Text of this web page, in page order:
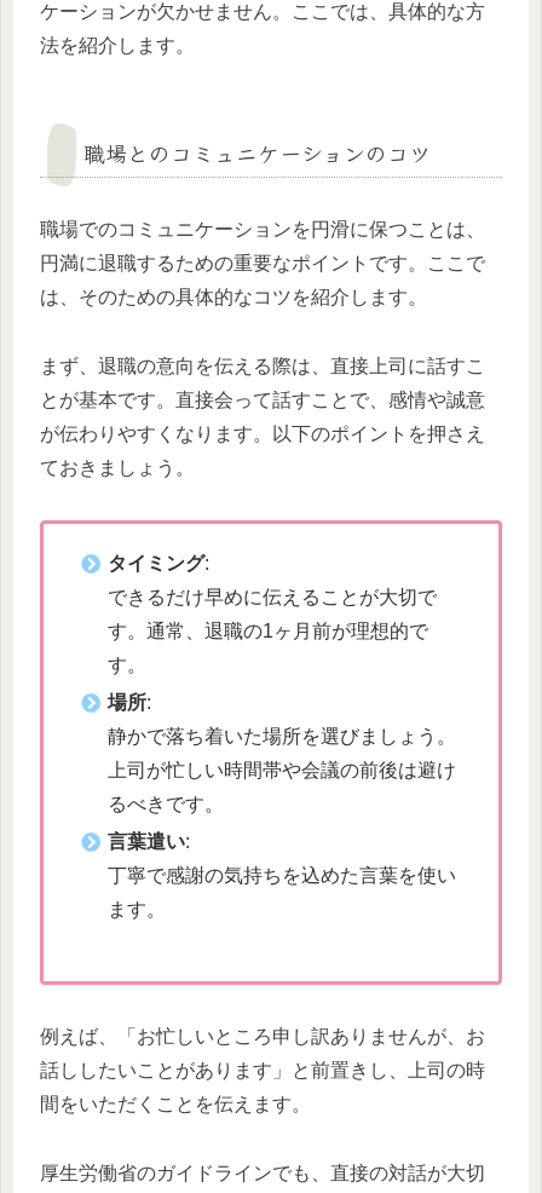
ケーションが欠かせません。ここでは、具体的な方
法を紹介します。
職場とのコミュニケーションのコツ
職場でのコミュニケーションを円滑に保つことは、
円満に退職するための重要なポイントです。ここで
は、そのための具体的なコツを紹介します。
まず、退職の意向を伝える際は、直接上司に話すこ
とが基本です。直接会って話すことで、感情や誠意
が伝わりやすくなります。以下のポイントを押さえ
ておきましょう。
タイミング:
できるだけ早めに伝えることが大切で
す。通常、退職の1ヶ月前が理想的で
す。
場所:
静かで落ち着いた場所を選びましょう。
上司が忙しい時間帯や会議の前後は避け
るべきです。
言葉遣い:
丁寧で感謝の気持ちを込めた言葉を使い
ます。
例えば、「お忙しいところ申し訳ありませんが、お
話ししたいことがあります」と前置きし、上司の時
間をいただくことを伝えます。
厚生労働省のガイドラインでも、直接の対話が大切